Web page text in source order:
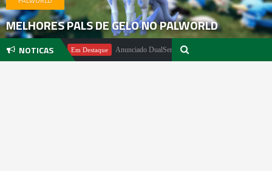
MELHORES PALS DE GELO NO PALWORLD
NOTICASEm Destaque Anunciado DualSense The Last of Us Limited Edition